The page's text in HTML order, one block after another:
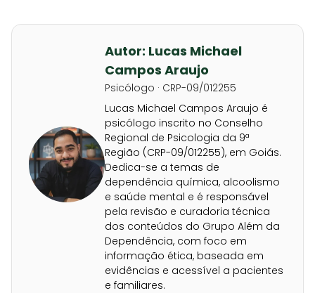
Autor: Lucas Michael
Campos Araujo
Psicólogo · CRP-09/012255
Lucas Michael Campos Araujo é
psicólogo inscrito no Conselho
Regional de Psicologia da 9ª
Região (CRP-09/012255), em Goiás.
Dedica-se a temas de
dependência química, alcoolismo
e saúde mental e é responsável
pela revisão e curadoria técnica
dos conteúdos do Grupo Além da
Dependência, com foco em
informação ética, baseada em
evidências e acessível a pacientes
e familiares.